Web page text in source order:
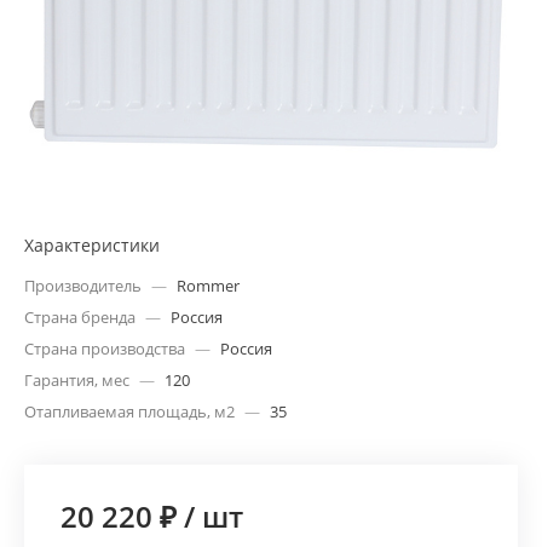
Характеристики
Производитель — Rommer
Страна бренда — Россия
Страна производства — Россия
Гарантия, мес — 120
Отапливаемая площадь, м2 — 35
20 220 ₽/ шт